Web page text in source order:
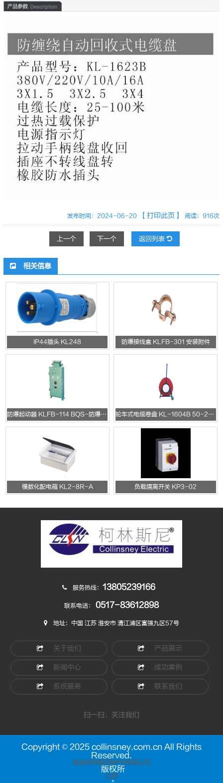
发布时间：2024-06-20 【打印此页】 阅读：916次
上一个 下一个 返回列表
相关信息
IP44插头 KL248 防爆接线盒 KLFB-301 安装附件
防爆起动器 KLFB-114 BQS-防爆变频器 轮车式电缆卷盘 KL-1604B 50-200m
模数化配电箱 KL2-8R-A 负载隔离开关 KP3-02
服务热线： 13805239166
联系电话： 0517-83612898
地址：中国 江苏 淮安市 清江浦区富强九区57号
关于我们 产品展示
新闻中心 成功案例
系统服务 联系我们
扫一扫，关注我们
Copyright © 2025 collinsney.com.cn All Rights
Reserved.
淮安柯林斯尼电气有限公司
版权所
企邮